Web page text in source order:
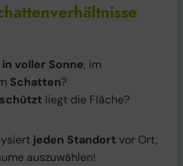
in voller Sonne, im
Schatten?
liegt die Fläche?
jeden Standort vor Ort,
auszuwählen!